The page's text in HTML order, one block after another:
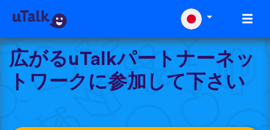
広がるuTalkパートナーネッ
トワークに参加して下さい